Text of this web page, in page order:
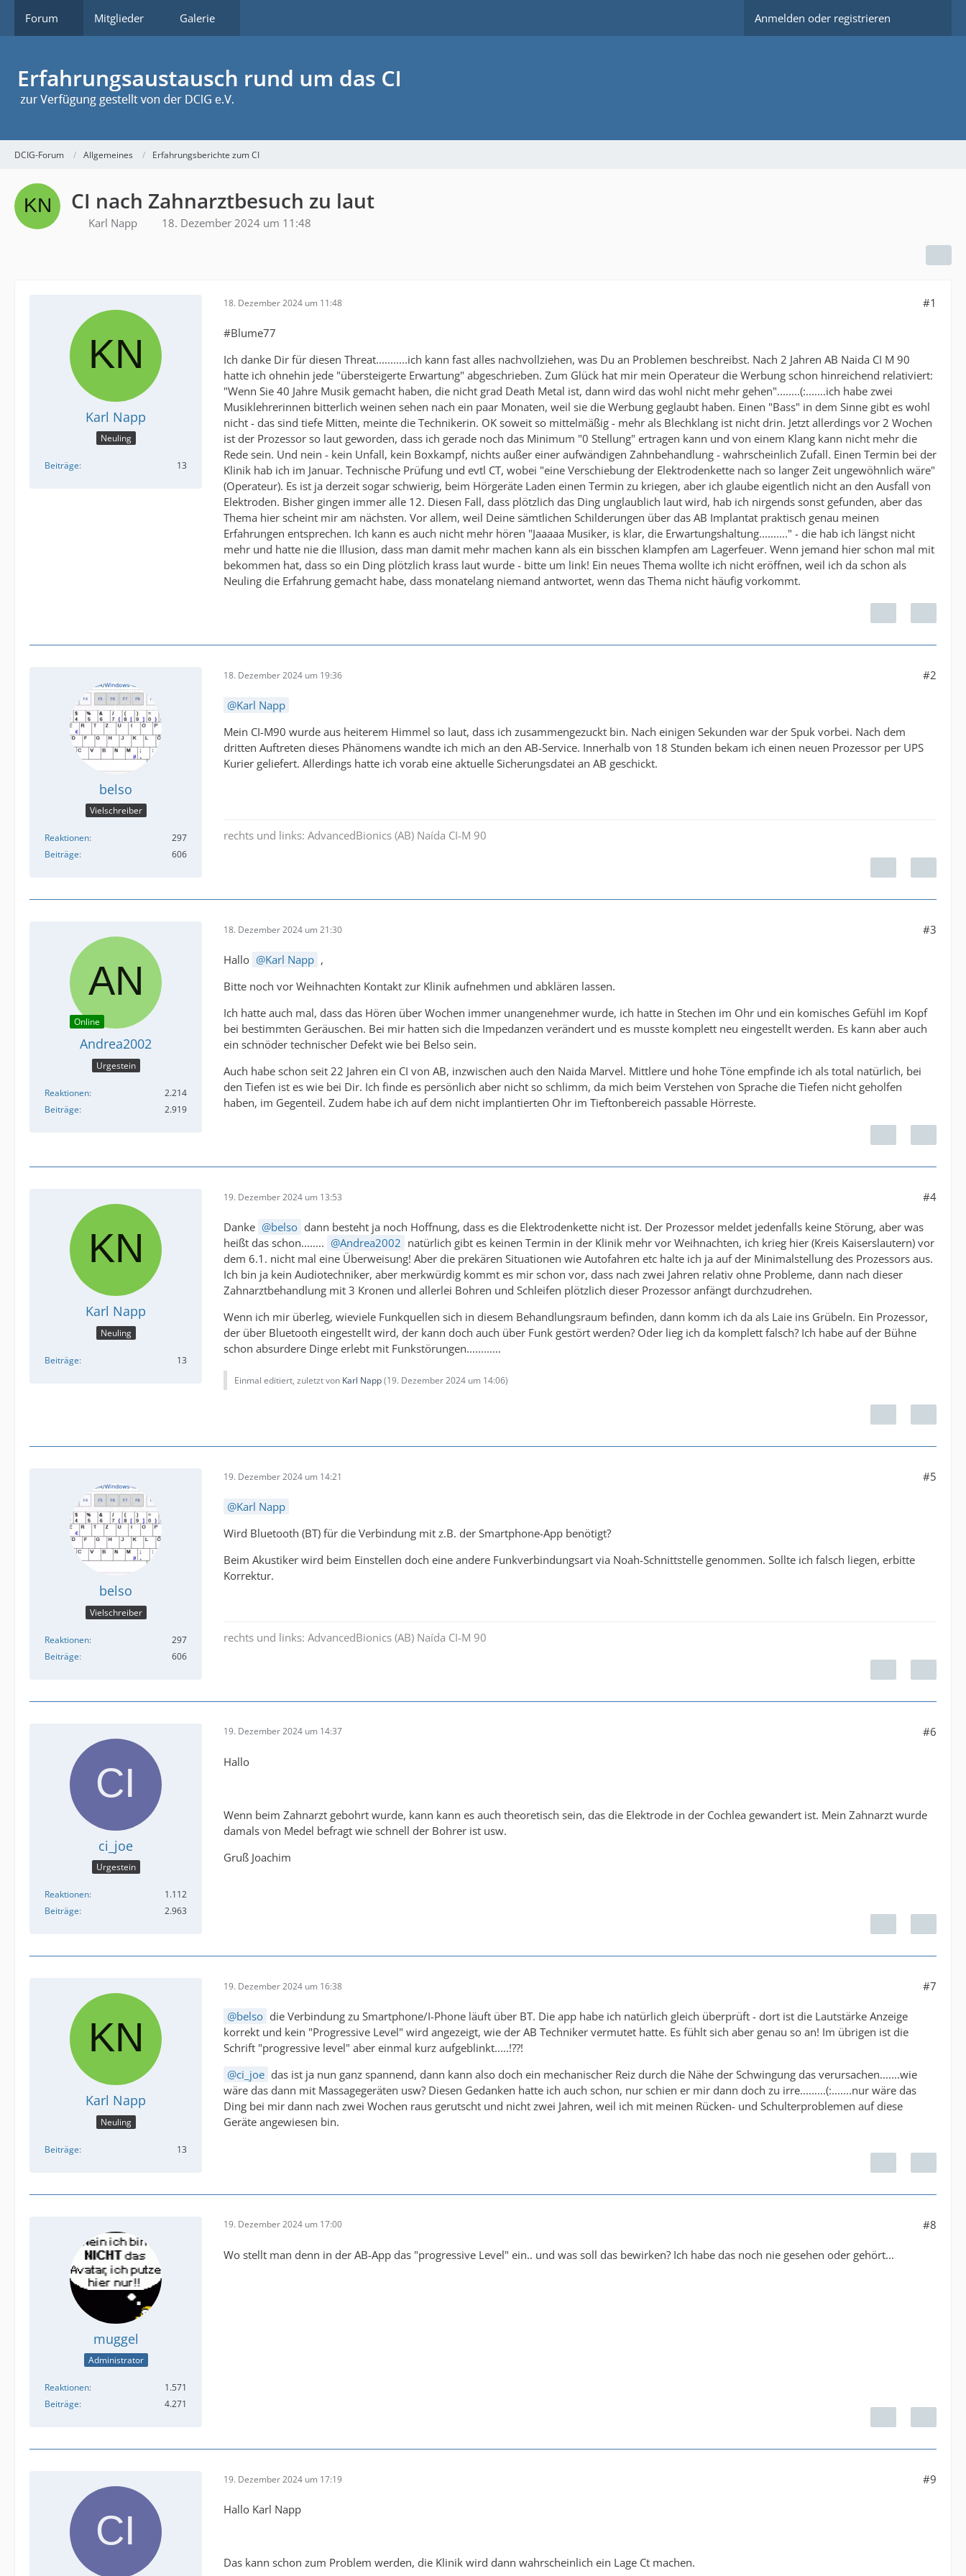
Forum Mitglieder Galerie Anmelden oder registrieren
DCIG-Forum Allgemeines Erfahrungsberichte zum CI
CI nach Zahnarztbesuch zu laut
Karl Napp 18. Dezember 2024 um 11:48
Karl Napp
Neuling
Beiträge 13
18. Dezember 2024 um 11:48 #1
#Blume77
Ich danke Dir für diesen Threat...........ich kann fast alles nachvollziehen, was Du an Problemen beschreibst. Nach 2 Jahren AB Naida CI M 90
hatte ich ohnehin jede "übersteigerte Erwartung" abgeschrieben. Zum Glück hat mir mein Operateur die Werbung schon hinreichend relativiert:
"Wenn Sie 40 Jahre Musik gemacht haben, die nicht grad Death Metal ist, dann wird das wohl nicht mehr gehen"........(:.......ich habe zwei
Musiklehrerinnen bitterlich weinen sehen nach ein paar Monaten, weil sie die Werbung geglaubt haben. Einen "Bass" in dem Sinne gibt es wohl
nicht - das sind tiefe Mitten, meinte die Technikerin. OK soweit so mittelmäßig - mehr als Blechklang ist nicht drin. Jetzt allerdings vor 2 Wochen
ist der Prozessor so laut geworden, dass ich gerade noch das Minimum "0 Stellung" ertragen kann und von einem Klang kann nicht mehr die
Rede sein. Und nein - kein Unfall, kein Boxkampf, nichts außer einer aufwändigen Zahnbehandlung - wahrscheinlich Zufall. Einen Termin bei der
Klinik hab ich im Januar. Technische Prüfung und evtl CT, wobei "eine Verschiebung der Elektrodenkette nach so langer Zeit ungewöhnlich wäre"
(Operateur). Es ist ja derzeit sogar schwierig, beim Hörgeräte Laden einen Termin zu kriegen, aber ich glaube eigentlich nicht an den Ausfall von
Elektroden. Bisher gingen immer alle 12. Diesen Fall, dass plötzlich das Ding unglaublich laut wird, hab ich nirgends sonst gefunden, aber das
Thema hier scheint mir am nächsten. Vor allem, weil Deine sämtlichen Schilderungen über das AB Implantat praktisch genau meinen
Erfahrungen entsprechen. Ich kann es auch nicht mehr hören "Jaaaaa Musiker, is klar, die Erwartungshaltung.........." - die hab ich längst nicht
mehr und hatte nie die Illusion, dass man damit mehr machen kann als ein bisschen klampfen am Lagerfeuer. Wenn jemand hier schon mal mit
bekommen hat, dass so ein Ding plötzlich krass laut wurde - bitte um link! Ein neues Thema wollte ich nicht eröffnen, weil ich da schon als
Neuling die Erfahrung gemacht habe, dass monatelang niemand antwortet, wenn das Thema nicht häufig vorkommt.
belso
Vielschreiber
Reaktionen
297
Beiträge
606
18. Dezember 2024 um 19:36 #2
Karl Napp
Mein CI-M90 wurde aus heiterem Himmel so laut, dass ich zusammengezuckt bin. Nach einigen Sekunden war der Spuk vorbei. Nach dem
dritten Auftreten dieses Phänomens wandte ich mich an den AB-Service. Innerhalb von 18 Stunden bekam ich einen neuen Prozessor per UPS
Kurier geliefert. Allerdings hatte ich vorab eine aktuelle Sicherungsdatei an AB geschickt.
rechts und links: AdvancedBionics (AB) Naída CI-M 90
Online
Andrea2002
Urgestein
Reaktionen
2.214
Beiträge
2.919
18. Dezember 2024 um 21:30 #3
Hallo Karl Napp ,
Bitte noch vor Weihnachten Kontakt zur Klinik aufnehmen und abklären lassen.
Ich hatte auch mal, dass das Hören über Wochen immer unangenehmer wurde, ich hatte in Stechen im Ohr und ein komisches Gefühl im Kopf
bei bestimmten Geräuschen. Bei mir hatten sich die Impedanzen verändert und es musste komplett neu eingestellt werden. Es kann aber auch
ein schnöder technischer Defekt wie bei Belso sein.
Auch habe schon seit 22 Jahren ein CI von AB, inzwischen auch den Naida Marvel. Mittlere und hohe Töne empfinde ich als total natürlich, bei
den Tiefen ist es wie bei Dir. Ich finde es persönlich aber nicht so schlimm, da mich beim Verstehen von Sprache die Tiefen nicht geholfen
haben, im Gegenteil. Zudem habe ich auf dem nicht implantierten Ohr im Tieftonbereich passable Hörreste.
Karl Napp
Neuling
Beiträge 13
19. Dezember 2024 um 13:53 #4
Danke belso dann besteht ja noch Hoffnung, dass es die Elektrodenkette nicht ist. Der Prozessor meldet jedenfalls keine Störung, aber was
heißt das schon........
Andrea2002 natürlich gibt es keinen Termin in der Klinik mehr vor Weihnachten, ich krieg hier (Kreis Kaiserslautern) vor
dem 6.1. nicht mal eine Überweisung! Aber die prekären Situationen wie Autofahren etc halte ich ja auf der Minimalstellung des Prozessors aus.
Ich bin ja kein Audiotechniker, aber merkwürdig kommt es mir schon vor, dass nach zwei Jahren relativ ohne Probleme, dann nach dieser
Zahnarztbehandlung mit 3 Kronen und allerlei Bohren und Schleifen plötzlich dieser Prozessor anfängt durchzudrehen.
Wenn ich mir überleg, wieviele Funkquellen sich in diesem Behandlungsraum befinden, dann komm ich da als Laie ins Grübeln. Ein Prozessor,
der über Bluetooth eingestellt wird, der kann doch auch über Funk gestört werden? Oder lieg ich da komplett falsch? Ich habe auf der Bühne
schon absurdere Dinge erlebt mit Funkstörungen............
Einmal editiert, zuletzt von Karl Napp(19. Dezember 2024 um 14:06)
belso
Vielschreiber
Reaktionen
297
Beiträge
606
19. Dezember 2024 um 14:21 #5
Karl Napp
Wird Bluetooth (BT) für die Verbindung mit z.B. der Smartphone-App benötigt?
Beim Akustiker wird beim Einstellen doch eine andere Funkverbindungsart via Noah-Schnittstelle genommen. Sollte ich falsch liegen, erbitte
Korrektur.
rechts und links: AdvancedBionics (AB) Naída CI-M 90
ci_joe
Urgestein
Reaktionen
1.112
Beiträge
2.963
19. Dezember 2024 um 14:37 #6
Hallo
Wenn beim Zahnarzt gebohrt wurde, kann kann es auch theoretisch sein, das die Elektrode in der Cochlea gewandert ist. Mein Zahnarzt wurde
damals von Medel befragt wie schnell der Bohrer ist usw.
Gruß Joachim
Karl Napp
Neuling
Beiträge 13
19. Dezember 2024 um 16:38 #7
belso die Verbindung zu Smartphone/I-Phone läuft über BT. Die app habe ich natürlich gleich überprüft - dort ist die Lautstärke Anzeige
korrekt und kein "Progressive Level" wird angezeigt, wie der AB Techniker vermutet hatte. Es fühlt sich aber genau so an! Im übrigen ist die
Schrift "progressive level" aber einmal kurz aufgeblinkt.....!??!
ci_joe das ist ja nun ganz spannend, dann kann also doch ein mechanischer Reiz durch die Nähe der Schwingung das verursachen.......wie
wäre das dann mit Massagegeräten usw? Diesen Gedanken hatte ich auch schon, nur schien er mir dann doch zu irre.........(:.......nur wäre das
Ding bei mir dann nach zwei Wochen raus gerutscht und nicht zwei Jahren, weil ich mit meinen Rücken- und Schulterproblemen auf diese
Geräte angewiesen bin.
muggel
Administrator
Reaktionen
1.571
Beiträge
4.271
19. Dezember 2024 um 17:00 #8
Wo stellt man denn in der AB-App das "progressive Level" ein.. und was soll das bewirken? Ich habe das noch nie gesehen oder gehört...
19. Dezember 2024 um 17:19 #9
Hallo Karl Napp
Das kann schon zum Problem werden, die Klinik wird dann wahrscheinlich ein Lage Ct machen.